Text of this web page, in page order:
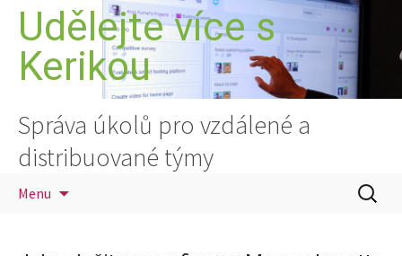
Přejít
obsahu
webu
Udělejte více s
Kerikou
Správa úkolů pro vzdálené a
distribuované týmy
Menu